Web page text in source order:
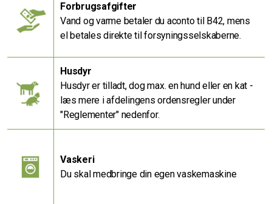
Forbrugsafgifter
Vand og varme betaler du aconto til B42, mens
el betales direkte til forsyningsselskaberne.
Husdyr
Husdyr er tilladt, dog max. en hund eller en kat -
læs mere i afdelingens ordensregler under
"Reglementer" nedenfor.
Vaskeri
Du skal medbringe din egen vaskemaskine